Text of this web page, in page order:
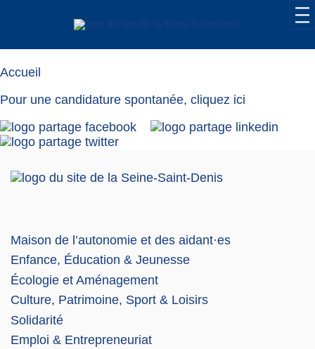
Candidature
Accueil
Pour une candidature spontanée, cliquez ici
Maison de l’autonomie et des aidant·es
Enfance, Éducation & Jeunesse
Écologie et Aménagement
Culture, Patrimoine, Sport & Loisirs
Solidarité
Emploi & Entrepreneuriat